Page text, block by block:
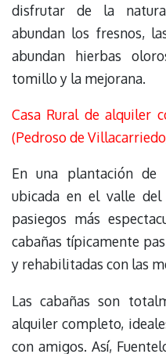
disfrutar de la
abundan los fresnos,
abundan hierbas
tomillo y la mejorana.
Casa Rural de alquiler
(Pedroso de
En una plantación de
ubicada en el valle
pasiegos más
cabañas típicamente
y rehabilitadas con las
Las cabañas son
alquiler completo,
con amigos. Así,